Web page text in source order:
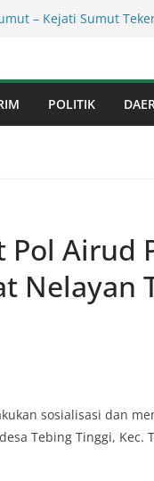
Kota Binjai Bebas
Dinas
Sarankan Dievaluasi
POLITIK
Airud
Nelayan
sosialisasi dan
Tebing Tinggi, Kec.